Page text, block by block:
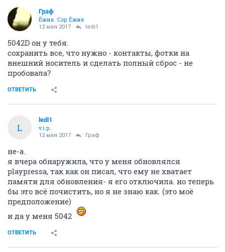
Граф
Ёжик. Сэр Ёжик
12 мая 2017 ledi1
5042D он у тебя.
сохранить все, что нужно - контакты, фотки на
внешний носитель и сделать полный сброс - не
пробовала?
ОТВЕТИТЬ
L
ledi1
v.i.p.
12 мая 2017 Граф
не-а.
я вчера обнаружила, что у меня обновлялся
playpressa, так как он писал, что ему не хватает
памяти для обновления- я его отключила. но теперь
бы это всё почистить, но я не знаю как. (это моё
предположение)
и да у меня 5042
ОТВЕТИТЬ